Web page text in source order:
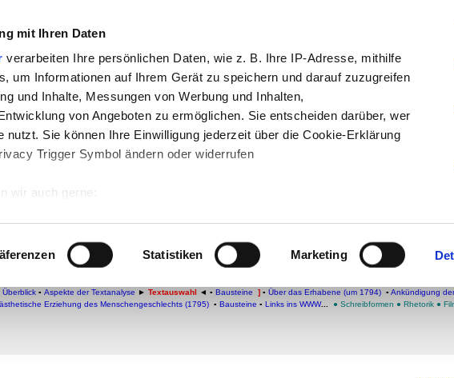
mit Ihren Daten
verarbeiten Ihre persönlichen Daten, wie z. B. Ihre IP-Adresse, mithilfe
um Informationen auf Ihrem Gerät zu speichern und darauf zuzugreifen
und Inhalte, Messungen von Werbung und Inhalten,
von Angeboten zu ermöglichen. Sie entscheiden darüber, wer
nutzt. Sie können Ihre Einwilligung jederzeit über die Cookie-Erklärung
Trigger Symbol ändern oder widerrufen
wir auch gerne:
Scannen nach bestimmten Merkmalen (Fingerprinting) identifizieren
Ihre persönlichen Daten verarbeitet werden, und legen Sie Ihre
fest.
Statistiken Marketing
Geschichte-Politik -Pädagogik-Psychologie-
-Projekte-So navigiert man auf teachSam
-teachSam braucht Werbung
▪Biographie Werke▪Lyrische Werke SONSTIGE WERKE ▪ Überblick
Überblick ▪ Aspekte der Textanalyse ► Textauswahl ◄ ▪ Bausteine ] ▪ Über das Erhabene (um 1794) ▪ Ankündigung
Erziehung des Menschengeschlechts (1795) ▪ Bausteine ▪ Links ins WWW... ● Schreibformen ● Rhetorik ●